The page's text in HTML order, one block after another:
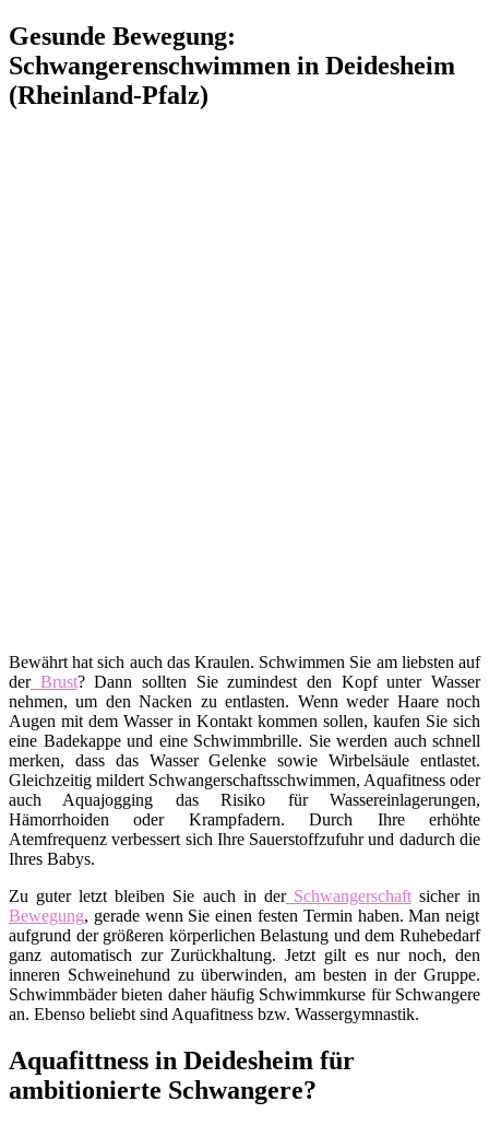
Gesunde Bewegung:
Schwangerenschwimmen in Deidesheim
(Rheinland-Pfalz)
Bewährt hat sich auch das Kraulen. Schwimmen Sie am liebsten auf
derBrust? Dann sollten Sie zumindest den Kopf unter Wasser
nehmen, um den Nacken zu entlasten. Wenn weder Haare noch
Augen mit dem Wasser in Kontakt kommen sollen, kaufen Sie sich
eine Badekappe und eine Schwimmbrille. Sie werden auch schnell
merken, dass das Wasser Gelenke sowie Wirbelsäule entlastet.
Gleichzeitig mildert Schwangerschaftsschwimmen, Aquafitness oder
auch Aquajogging das Risiko für Wassereinlagerungen,
Hämorrhoiden oder Krampfadern. Durch Ihre erhöhte
Atemfrequenz verbessert sich Ihre Sauerstoffzufuhr und dadurch die
Ihres Babys.
Zu guter letzt bleiben Sie auch in derSchwangerschaftsicher in
Bewegung, gerade wenn Sie einen festen Termin haben. Man neigt
aufgrund der größeren körperlichen Belastung und dem Ruhebedarf
ganz automatisch zur Zurückhaltung. Jetzt gilt es nur noch, den
inneren Schweinehund zu überwinden, am besten in der Gruppe.
Schwimmbäder bieten daher häufig Schwimmkurse für Schwangere
an. Ebenso beliebt sind Aquafitness bzw. Wassergymnastik.
Aquafittness in Deidesheim für
ambitionierte Schwangere?